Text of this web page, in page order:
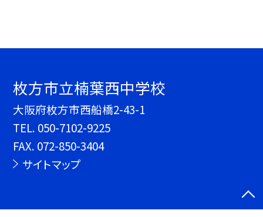
枚方市立楠葉西中学校
大阪府枚方市西船橋2-43-1
TEL. 050-7102-9225
FAX. 072-850-3404
サイトマップ